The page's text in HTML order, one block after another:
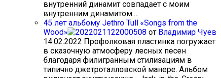
внутренний динамит совпадает с моим
внутренним динамитом.…
45 лет альбому Jethro Tull «Songs from the
Wood»
от Владимир Чуев
14.02.2022 Профолковая пластинка погружает
в сказочную атмосферу лесных песен
благодаря филигранным стилизациям в
типично джетроталловской манере. Альбом